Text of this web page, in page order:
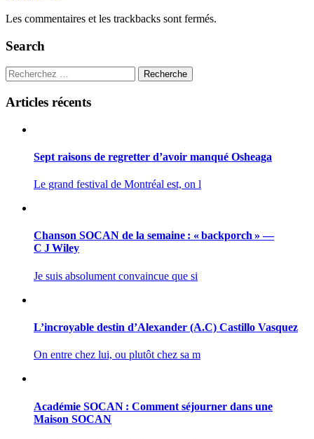
Les commentaires et les trackbacks sont fermés.
Search
Recherche
Articles récents
Sept raisons de regretter d’avoir manqué Osheaga
Le grand festival de Montréal est, on l
Chanson SOCAN de la semaine : « backporch » —
C J Wiley
Je suis absolument convaincue que si
L’incroyable destin d’Alexander (A.C) Castillo Vasquez
On entre chez lui, ou plutôt chez sa m
Académie SOCAN : Comment séjourner dans une
Maison SOCAN